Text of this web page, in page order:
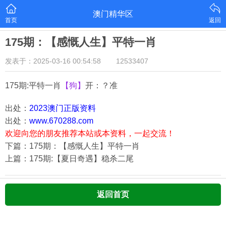
首页
澳门精华区
返回
175期：【感慨人生】平特一肖
发表于：2025-03-16 00:54:58 12533407
175期:平特一肖 【狗】 开：？准
出处： 2023澳门正版资料
出处： www.670288.com
欢迎向您的朋友推荐本站或本资料，一起交流！
下篇：175期：【感慨人生】平特一肖
上篇：175期:【夏日奇遇】稳杀二尾
返回首页